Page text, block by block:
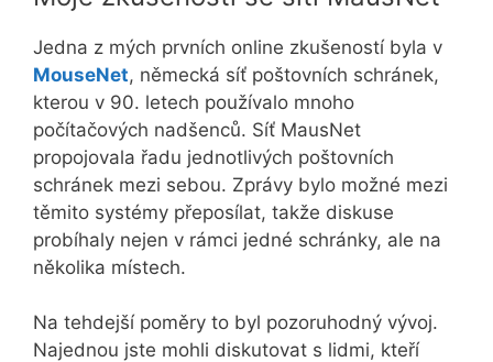
Jedna z mých prvních online zkušeností byla v
MouseNet, německá síť poštovních schránek,
kterou v 90. letech používalo mnoho
počítačových nadšenců. Síť MausNet
propojovala řadu jednotlivých poštovních
schránek mezi sebou. Zprávy bylo možné mezi
těmito systémy přeposílat, takže diskuse
probíhaly nejen v rámci jedné schránky, ale na
několika místech.
Na tehdejší poměry to byl pozoruhodný vývoj.
Najednou jste mohli diskutovat s lidmi, kteří